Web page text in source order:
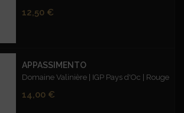
Prix
12,50 €
APPASSIMENTO
Domaine Valinière | IGP Pays d'Oc | Rouge
Prix
14,00 €